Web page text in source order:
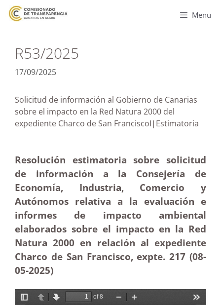
Menu
R53/2025
17/09/2025
Solicitud de información al Gobierno de Canarias
sobre el impacto en la Red Natura 2000 del
expediente Charco de San FranciscoI|Estimatoria
Resolución estimatoria sobre solicitud
de información a la Consejería de
Economía, Industria, Comercio y
Autónomos relativa a la evaluación e
informes de impacto ambiental
elaborados sobre el impacto en la Red
Natura 2000 en relación al expediente
Charco de San Francisco, expte. 217 (08-
05-2025)